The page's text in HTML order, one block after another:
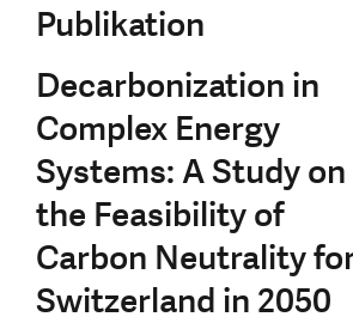
Publikation
Decarbonization in
Complex Energy
Systems: A Study on
the Feasibility of
Carbon Neutrality
Switzerland in 2050